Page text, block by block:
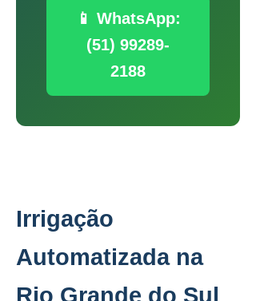
📱 WhatsApp:
(51) 99289-
2188
Irrigação
Automatizada na
Rio Grande do Sul